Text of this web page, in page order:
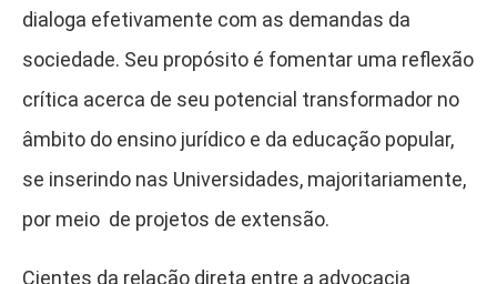
dialoga efetivamente com as demandas da
sociedade. Seu propósito é fomentar uma reflexão
crítica acerca de seu potencial transformador no
âmbito do ensino jurídico e da educação popular,
se inserindo nas Universidades, majoritariamente,
por meio de projetos de extensão.
Cientes da relação direta entre a advocacia